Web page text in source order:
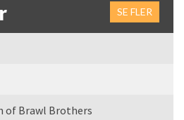
SE FLER
of Brawl Brothers